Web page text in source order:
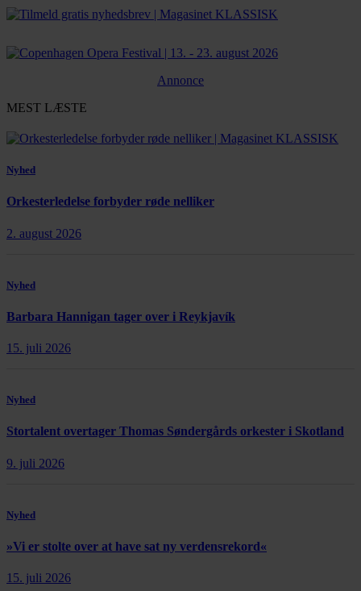
Annonce
MEST LÆSTE
Nyhed
Orkesterledelse forbyder røde nelliker
2. august 2026
Nyhed
Barbara Hannigan tager over i Reykjavík
15. juli 2026
Nyhed
Stortalent overtager Thomas Søndergårds orkester i Skotland
9. juli 2026
Nyhed
»Vi er stolte over at have sat ny verdensrekord«
15. juli 2026